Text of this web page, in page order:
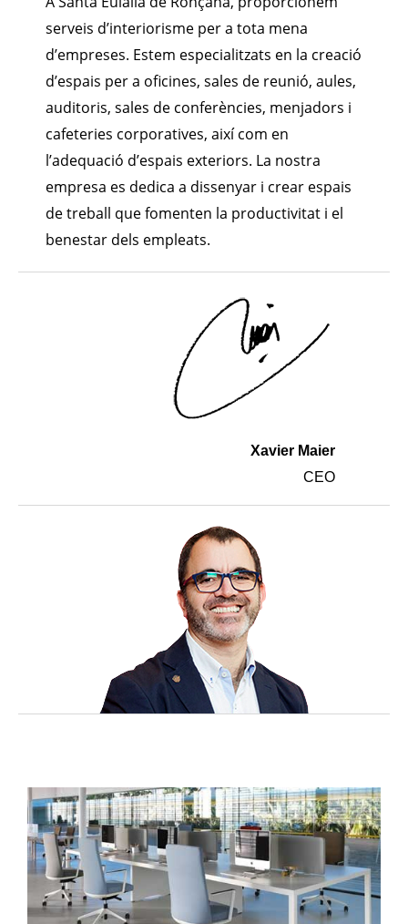
serveis d’interiorisme per a tota mena
d’empreses. Estem especialitzats en la creació
d’espais per a oficines, sales de reunió, aules,
auditoris, sales de conferències, menjadors i
cafeteries corporatives, així com en
l’adequació d’espais exteriors. La nostra
empresa es dedica a dissenyar i crear espais
de treball que fomenten la productivitat i el
benestar dels empleats.
Xavier Maier
CEO